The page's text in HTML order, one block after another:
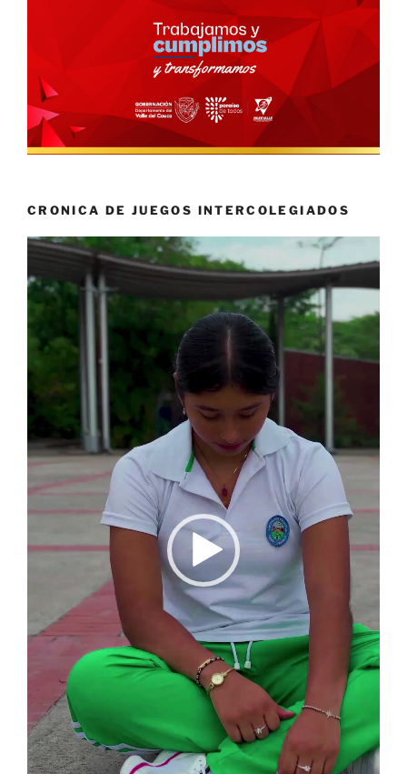
CRONICA DE JUEGOS INTERCOLEGIADOS
Reproductor
vídeo